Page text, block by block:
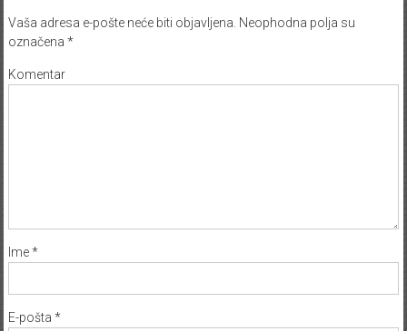
Vaša adresa e-pošte neće biti objavljena. Neophodna polja su
označena *
Komentar
Ime*
E-pošta *